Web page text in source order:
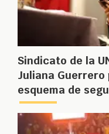
Sindicato de la
Juliana
esquema de